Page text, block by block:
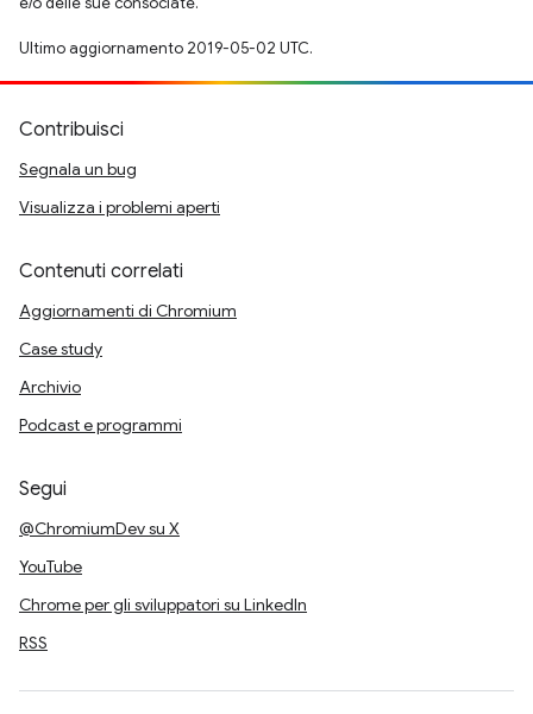
Ultimo aggiornamento 2019-05-02 UTC.
Contribuisci
Segnala un bug
Visualizza i problemi aperti
Contenuti correlati
Aggiornamenti di Chromium
Case study
Archivio
Podcast e programmi
Segui
@ChromiumDev su X
YouTube
Chrome per gli sviluppatori su LinkedIn
RSS